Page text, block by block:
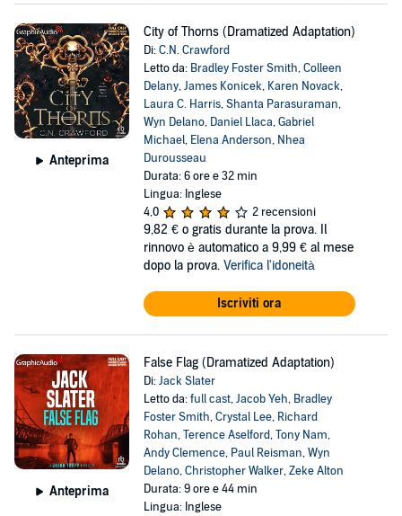
Anteprima
City of Thorns (Dramatized Adaptation)
Di:C.N. Crawford
Letto da: Bradley Foster Smith,Colleen
Delany,James Konicek, Karen Novack,
Laura C. Harris,Shanta Parasuraman,
Wyn Delano, Daniel Llaca,Gabriel
Michael, Elena Anderson, Nhea
Durousseau
Durata: 6 ore e 32 min
Lingua: Inglese
4,0
2 recensioni
9,82 € o gratis durante la prova. Il
rinnovo è automatico a 9,99 € al mese
dopo la prova. Verifica l'idoneità
Iscriviti ora
Anteprima
False Flag (Dramatized Adaptation)
Di:Jack Slater
Letto da:full cast,Jacob Yeh, Bradley
Foster Smith,Crystal Lee, Richard
Rohan,Terence Aselford,Tony Nam,
Andy Clemence, Paul Reisman,Wyn
Delano,Christopher Walker,Zeke Alton
Durata: 9 ore e 44 min
Lingua: Inglese